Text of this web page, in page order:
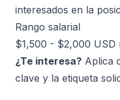
interesados en la
Rango salarial
$1,500 - $2,000 USD
¿Te interesa? Aplica
clave y la etiqueta